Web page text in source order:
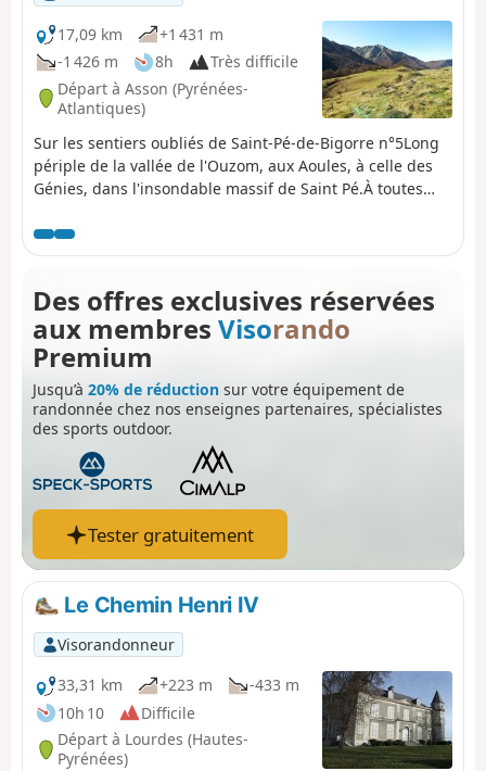
17,09 km
+1 431 m
-1 426 m
8h
Très difficile
Départ à Asson (Pyrénées-
Atlantiques)
Sur les sentiers oubliés de Saint-Pé-de-Bigorre n°5Long
périple de la vallée de l'Ouzom, aux Aoules, à celle des
Génies, dans l'insondable massif de Saint Pé.À toutes
et majestueux.Son intérêt réside surtout dans la beauté
des deux vallons traversés de bout en bout : la Yerse et
des pâtres et leurs troupeaux de juin à octobre. On en
trouve encore de nombreuses traces.
Des offres exclusives réservées
aux membres Visorando
Premium
Jusqu’à 20% de réduction sur votre équipement de
randonnée chez nos enseignes partenaires, spécialistes
des sports outdoor.
Tester gratuitement
Le Chemin Henri IV
Visorandonneur
33,31 km
+223 m
-433 m
10h 10
Difficile
Départ à Lourdes (Hautes-
Pyrénées)